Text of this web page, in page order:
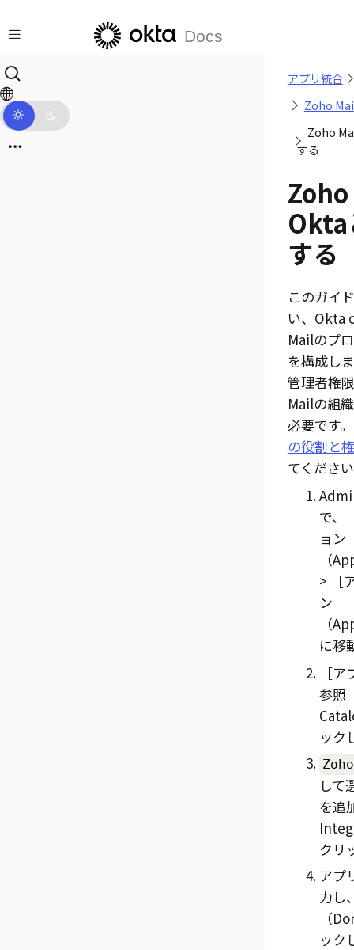
Docs
アプリ統合
Zoho
Zoho
する
Okta
する
このガイ
い、Okta
Mailのプ
を構成し
管理者権
Mailの組
必要です
の役割と
てくださ
で、
ョン
（
ン
（
に移
ア
参照
ック
して
を追
クリ
アプ
力し
（
ック